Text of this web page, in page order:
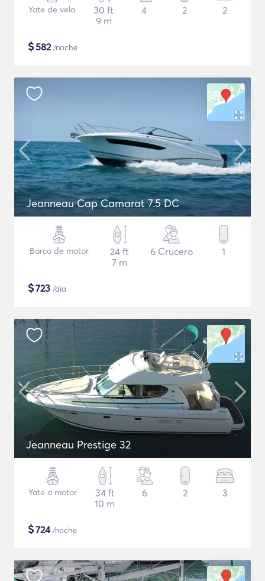
Yate de vela
30 ft
9 m
4 2 2
$582/noche
Jeanneau Cap Camarat 7.5 DC
Barco de motor
24 ft
7 m
6 Crucero 1
$723 /día
Jeanneau Prestige 32
Yate a motor
34 ft
10 m
6 2 3
$724/noche